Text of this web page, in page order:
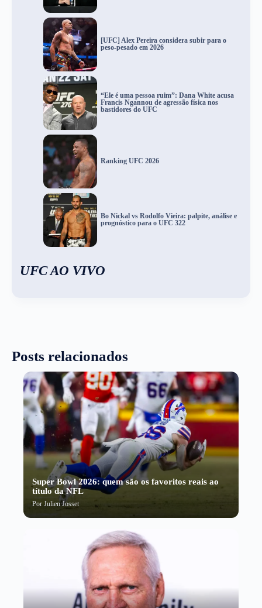
[UFC] Alex Pereira considera subir para o
peso-pesado em 2026
“Ele é uma pessoa ruim”: Dana White acusa
Francis Ngannou de agressão física nos
bastidores do UFC
Ranking UFC 2026
Bo Nickal vs Rodolfo Vieira: palpite, análise e
prognóstico para o UFC 322
UFC AO VIVO
Posts relacionados
Super Bowl 2026: quem são os favoritos reais ao
título da NFL
Por Julien Josset